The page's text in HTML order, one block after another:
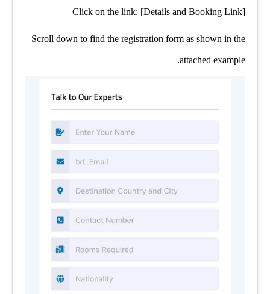
Click on the link: [Details and Booking Link]
Scroll down to find the registration form as shown in the
attached example.